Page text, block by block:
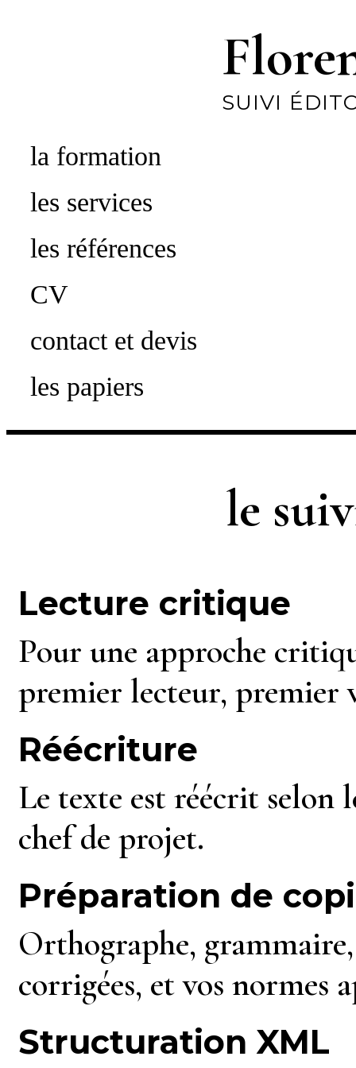
SUIVI
la formation
les services
les références
CV
contact et devis
les papiers
le
Lecture critique
Pour une approche
premier lecteur, premier
Réécriture
Le texte est réécrit selon
chef de projet.
Préparation de
Orthographe,
corrigées, et vos normes
Structuration XML